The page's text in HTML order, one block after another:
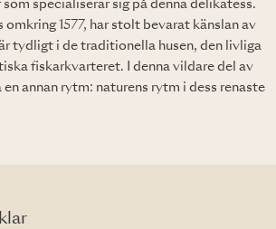
som specialiserar sig på denna delikatess.
omkring 1577, har stolt bevarat känslan av
tydligt i de traditionella husen, den livliga
fiskarkvarteret. I denna vildare del av
en annan rytm: naturens rytm i dess renaste